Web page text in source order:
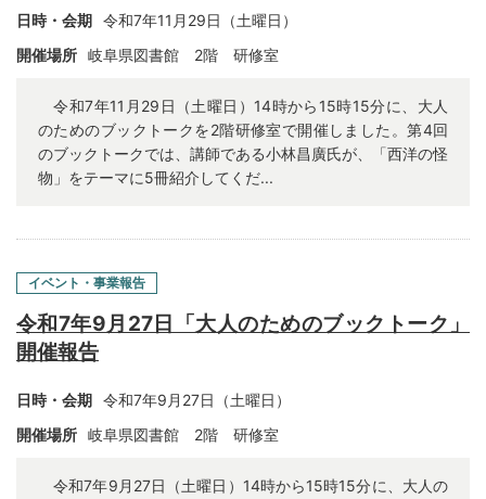
日時・会期 令和7年11月29日（土曜日）
開催場所 岐阜県図書館 2階 研修室
令和7年11月29日（土曜日）14時から15時15分に、大人
のためのブックトークを2階研修室で開催しました。第4回
のブックトークでは、講師である小林昌廣氏が、「西洋の怪
物」をテーマに5冊紹介してくだ...
イベント・事業報告
令和7年9月27日「大人のためのブックトーク」
開催報告
日時・会期 令和7年9月27日（土曜日）
開催場所 岐阜県図書館 2階 研修室
令和7年9月27日（土曜日）14時から15時15分に、大人の